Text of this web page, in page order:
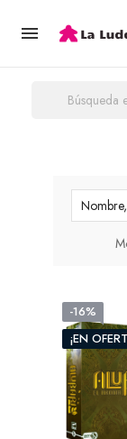

¡EN
-16%